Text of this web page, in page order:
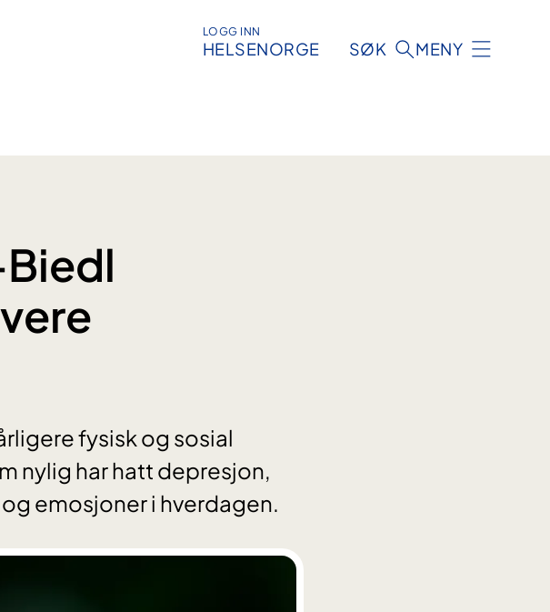
LOGG INN
HELSENORGE SØK MENY
fysisk og sosial
nylig har hatt depresjon,
emosjoner i hverdagen.